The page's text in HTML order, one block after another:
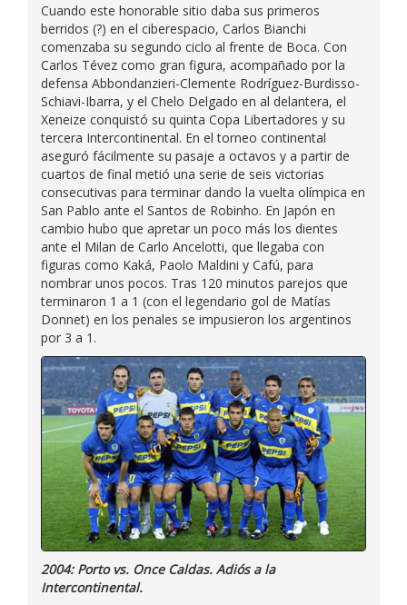
Cuando este honorable sitio daba sus primeros
berridos (?) en el ciberespacio, Carlos Bianchi
comenzaba su segundo ciclo al frente de Boca. Con
Carlos Tévez como gran figura, acompañado por la
defensa Abbondanzieri-Clemente Rodríguez-Burdisso-
Schiavi-Ibarra, y el Chelo Delgado en al delantera, el
Xeneize conquistó su quinta Copa Libertadores y su
tercera Intercontinental. En el torneo continental
aseguró fácilmente su pasaje a octavos y a partir de
cuartos de final metió una serie de seis victorias
consecutivas para terminar dando la vuelta olímpica en
San Pablo ante el Santos de Robinho. En Japón en
cambio hubo que apretar un poco más los dientes
ante el Milan de Carlo Ancelotti, que llegaba con
figuras como Kaká, Paolo Maldini y Cafú, para
nombrar unos pocos. Tras 120 minutos parejos que
terminaron 1 a 1 (con el legendario gol de Matías
Donnet) en los penales se impusieron los argentinos
por 3 a 1.
2004: Porto vs. Once Caldas. Adiós a la
Intercontinental.